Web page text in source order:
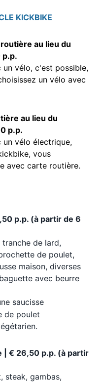
KICKBIKE
au lieu du
p.p.
vélo, c'est possible,
un vélo avec
au lieu du
p.p.
vélo électrique,
vous
avec carte routière.
p.p. (à partir de 6
de lard,
de poulet,
maison, diverses
avec beurre
saucisse
de poulet
| € 26,50 p.p. (à partir
steak, gambas,